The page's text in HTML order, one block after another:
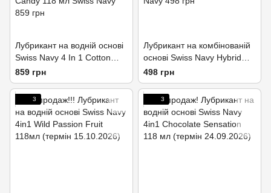
Лубрикант на водній основі
Swiss Navy 4 In 1 Cotton
Candy 118 мл
859 грн
Лубрикант на комбінованій
основі Swiss Navy Hybrid
29,5 мл
498 грн
3 3